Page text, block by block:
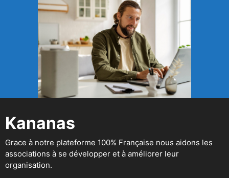
Kananas
Grace à notre plateforme 100% Française nous aidons les
associations à se développer et à améliorer leur
organisation.